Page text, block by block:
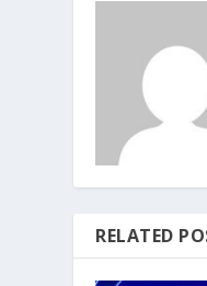
RELATED